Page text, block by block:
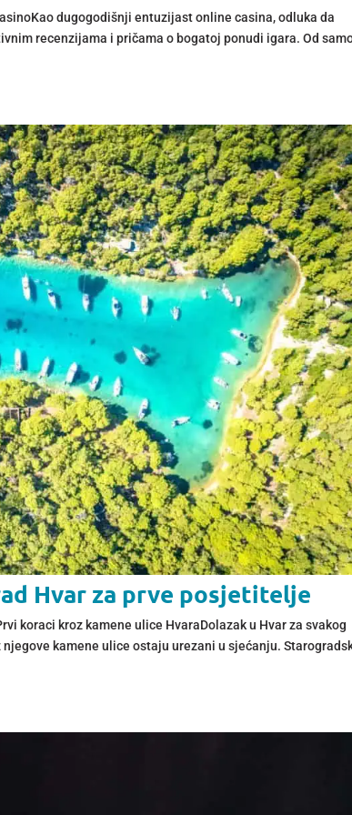
dugogodišnji entuzijast online casina, odluka da
recenzijama i pričama o bogatoj ponudi igara. Od
Hvar za prve posjetitelje
koraci kroz kamene ulice HvaraDolazak u Hvar za svakog
kamene ulice ostaju urezani u sjećanju.